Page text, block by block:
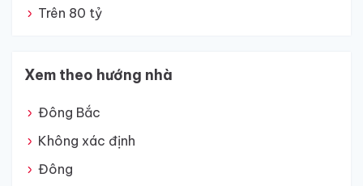
Trên 80 tỷ
Xem theo hướng nhà
Đông Bắc
Không xác định
Đông